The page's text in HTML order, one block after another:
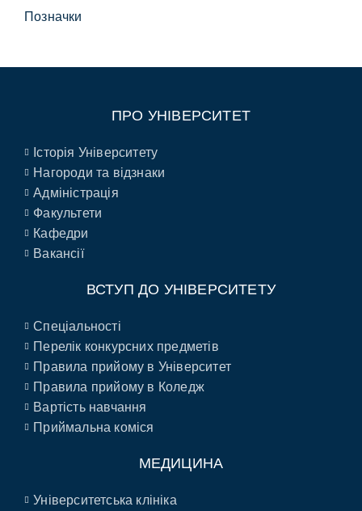
Позначки
ПРО УНІВЕРСИТЕТ
Історія Університету
Нагороди та відзнаки
Адміністрація
Факультети
Кафедри
Вакансії
ВСТУП ДО УНІВЕРСИТЕТУ
Спеціальності
Перелік конкурсних предметів
Правила прийому в Університет
Правила прийому в Коледж
Вартість навчання
Приймальна коміся
МЕДИЦИНА
Університетська клініка